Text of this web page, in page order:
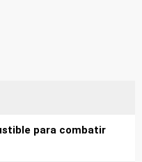
para combatir